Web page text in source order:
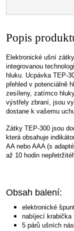
Popis
Elektronické ušní
integrovanou
hluku. Ucpávka TEP-
přehled v potenciálně
zesíleny, zatímco
výstřely zbraní, jsou
dostane k vašemu
Zátky TEP-300 jsou
která obsahuje
AA nebo AAA (s
až 10 hodin
Obsah balení:
elektronické
nabíjecí krabička
5 párů ušních